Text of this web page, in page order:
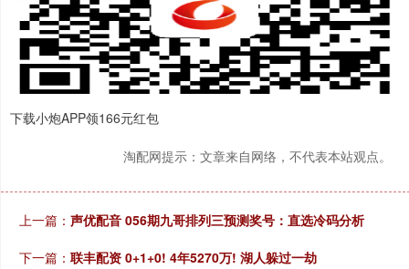
下载小炮APP领166元红包
淘配网提示：文章来自网络，不代表本站观点。
上一篇： 声优配音 056期九哥排列三预测奖号：直选冷码分析
下一篇： 联丰配资 0+1+0! 4年5270万! 湖人躲过一劫